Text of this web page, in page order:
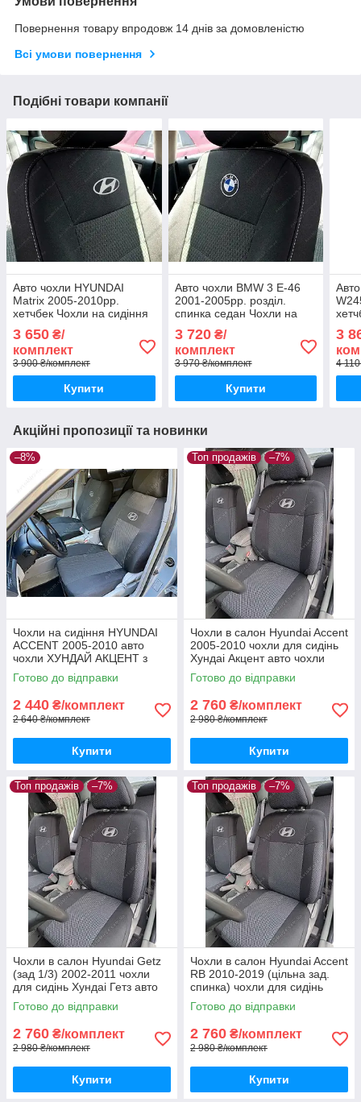
Повернення товару впродовж 14 днів за домовленістю
Всі умови повернення
Подібні товари компанії
Авто чохли HYUNDAI
Matrix 2005-2010рр.
хетчбек Чохли на сидіння
2010рр.
3 650 ₴/
комплект
3 900 ₴/комплект
Купити
Авто чохли BMW 3 E-46
2001-2005рр. розділ.
спинка седан Чохли на
3 720₴/
комплект
3 970 ₴/комплект
Купити
3
4
Акційні пропозиції та новинки
–8%
Чохли на сидіння HYUNDAI
ACCENT 2005-2010 авто
чохли ХУНДАЙ АКЦЕНТ з
2005 по 2010
Готово до відправки
2 440 ₴/комплект
2 640 ₴/комплект
Купити
Топ продажів –7%
Чохли в салон Hyundai Accent
2005-2010 чохли для сидінь
Хундаі Акцент авто чохли
Hyundai Accent
Готово до відправки
2 760 ₴/комплект
2 980 ₴/комплект
Купити
Топ продажів –7%
Чохли в салон Hyundai Getz
(зад 1/3) 2002-2011 чохли
для сидінь Хундаі Гетз авто
чохли Hyundai Getz
Готово до відправки
2 760 ₴/комплект
2 980 ₴/комплект
Купити
Топ продажів –7%
Чохли в салон Hyundai Accent
RB 2010-2019 (цільна зад.
спинка) чохли для сидінь
Хундаі Акцент авто чохли
Hyundai Accent RB
Готово до відправки
2 760 ₴/комплект
2 980 ₴/комплект
Купити